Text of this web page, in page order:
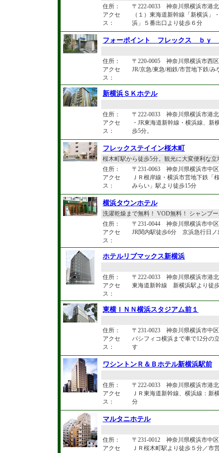
住所：
〒222-0033 神奈川県横浜市港
アクセ
ス：
（１）東海道新幹線「新横浜
浜」５番出口より徒歩６分
フォーポイント フレックス ｂｙ
住所：
〒220-0005 神奈川県横浜市西
アクセ
ス：
JR/京急/東急/相鉄/市営地下鉄/
新横浜ＳＫホテル
住所：
〒222-0033 神奈川県横浜市港
アクセ
ス：
・JR東海道新幹線・横浜線、
歩5分。
フレックステイイン桜木町
桜木町駅から徒歩5分。観光に大変便利な
住所：
〒231-0063 神奈川県横浜市中
アクセ
ス：
ＪＲ根岸線・横浜市営地下鉄「
みらい」駅より徒歩15分
横浜タウンホテル
洗濯乾燥まで無料！ VOD無料！ シャンプ
住所：
〒231-0044 神奈川県横浜市中
アクセ
ス：
JR関内駅徒歩6分 京浜急行日
ホテルリブマックス新横浜
住所：
〒222-0033 神奈川県横浜市港
アクセ
ス：
東海道新幹線 新横浜駅より徒
東横ＩＮＮ横浜スタジアム前１
住所：
〒231-0023 神奈川県横浜市中
アクセ
ス：
パシフィコ横浜まで車で12分の
す
ワシントンＲ＆Ｂホテル新横浜駅前
住所：
〒222-0033 神奈川県横浜市港
アクセ
ス：
ＪＲ東海道新幹線、横浜線：新
分
マルタニホテル
住所：
〒231-0012 神奈川県横浜市中
アクセ
ＪＲ桜木町駅より徒歩５分／市